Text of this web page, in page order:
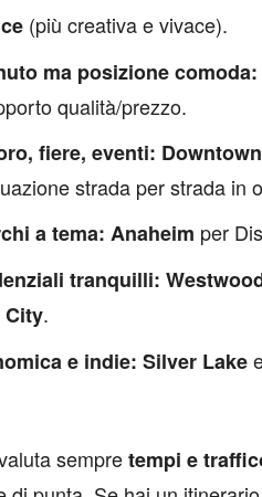
(più creativa e vivace).
ma posizione comoda:
qualità/prezzo.
fiere, eventi:
strada per strada in
a tema: Anaheim per
tranquilli:
City.
e indie: Silver Lake
sempretempi e